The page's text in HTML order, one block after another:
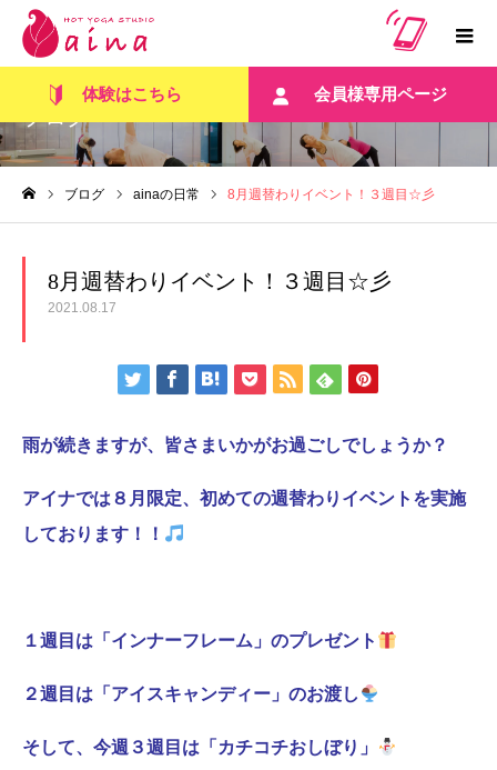
体験はこちら 会員様専用ページ
ブログ
ブログ ainaの日常 8月週替わりイベント！３週目☆彡
8月週替わりイベント！３週目☆彡
2021.08.17
雨が続きますが、皆さまいかがお過ごしでしょうか？
アイナでは８月限定、初めての週替わりイベントを実施
しております！！
１週目は「インナーフレーム」のプレゼント
２週目は「アイスキャンディー」のお渡し
そして、今週３週目は「カチコチおしぼり」